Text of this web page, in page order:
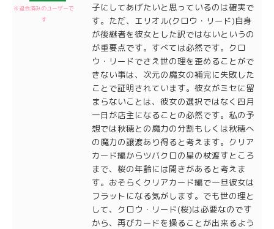
※退会済みのユーザーで
す
子にしてあげたいと思っているのは確実で
す。ただ、エリオル(クロウ・リード)自身
が後継者を彼女とした訳ではないというの
が重要点です。すべては必然です。クロ
ウ・リードでさえ世の理を歪めることがで
きない事は、次元の魔女の補完に失敗した
ことで証明されています。彼女がミセに留
まらないことは、彼女の選択ではなく四月
一日が店主になることの必然です。私の予
想では秋穂との魔力の分割もしくは秋穂へ
の魔力の譲渡あり得ると考えます。クリア
カード編からツバクロの星の杖渡すところ
まで、桜の年齢には開きがあると考えま
す。おそらくクリアカード編で一旦彼女は
フラットになる気がします。でも世の理と
して、クロウ・リード(桜)は必要なのです
から、再びカードを操ることが出来るよう